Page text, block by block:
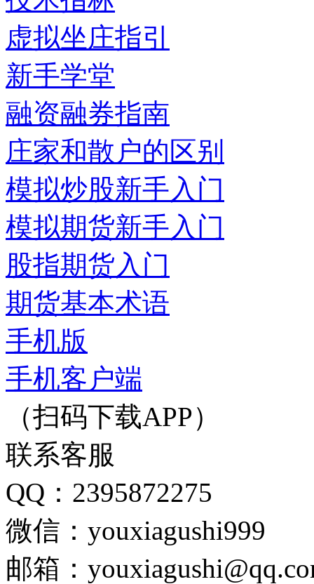
虚拟坐庄指引
新手学堂
融资融券指南
庄家和散户的区别
模拟炒股新手入门
模拟期货新手入门
股指期货入门
期货基本术语
手机版
手机客户端
（扫码下载APP）
联系客服
QQ：2395872275
微信：youxiagushi999
邮箱：